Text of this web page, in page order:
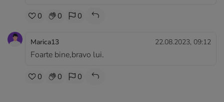
0 0 0
Marica13 22.08.2023, 09:12
Foarte bine,bravo lui.
0 0 0